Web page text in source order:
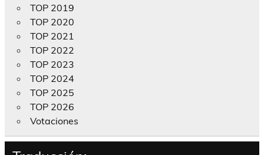
TOP 2019
TOP 2020
TOP 2021
TOP 2022
TOP 2023
TOP 2024
TOP 2025
TOP 2026
Votaciones